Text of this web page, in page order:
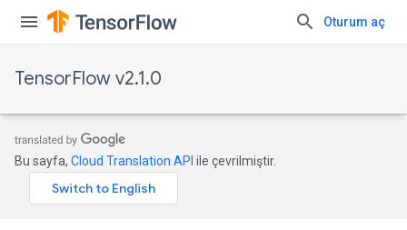
Oturum aç
TensorFlow v2.1.0
Bu sayfa, Cloud Translation API ile çevrilmiştir.